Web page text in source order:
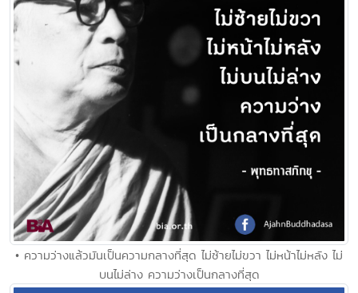
• ความว่างแล้วมันเป็นความกลางที่สุด ไม่ซ้ายไม่ขวา ไม่หน้าไม่หลัง ไม่
บนไม่ล่าง ความว่างเป็นกลางที่สุด